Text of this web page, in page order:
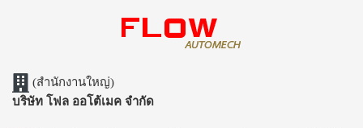
(สำนักงานใหญ่)
บริษัท โฟล ออโต้เมค จำกัด